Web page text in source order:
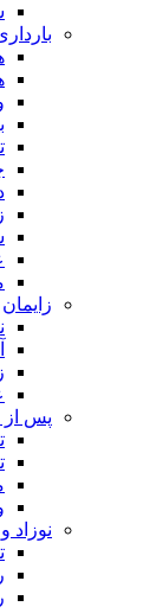
زایمان
پس از
نوزاد